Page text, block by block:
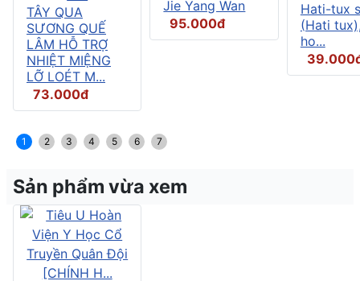
TÂY QUA
SƯƠNG QUẾ
LÂM HỖ TRỢ
NHIỆT MIỆNG
LỠ LOÉT M...
73.000đ
Jie Yang Wan
95.000đ
Hati-tux
(Hati
ho...
1 2 3 4 5 6 7
Sản phẩm vừa xem